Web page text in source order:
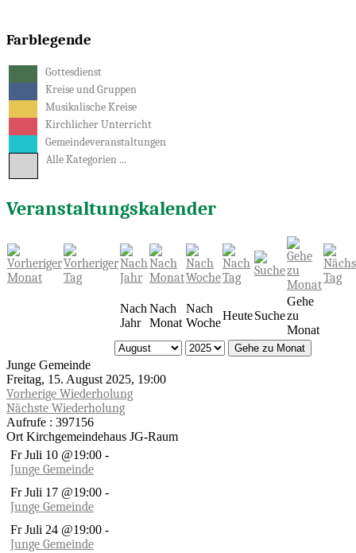
Farblegende
Gottesdienst
Kreise und Gruppen
Musikalische Kreise
Kirchlicher Unterricht
Gemeindeveranstaltungen
Alle Kategorien ...
Veranstaltungskalender
Nach
Jahr
Nach
Monat
Nach
Woche
HeuteSuche
Gehe
zu
Monat
Gehe zu Monat
Junge Gemeinde
Freitag, 15. August 2025, 19:00
Vorherige Wiederholung
Nächste Wiederholung
Aufrufe : 397156
Ort Kirchgemeindehaus JG-Raum
Fr Juli 10 @19:00 -
Junge Gemeinde
Fr Juli 17 @19:00 -
Junge Gemeinde
Fr Juli 24 @19:00 -
Junge Gemeinde